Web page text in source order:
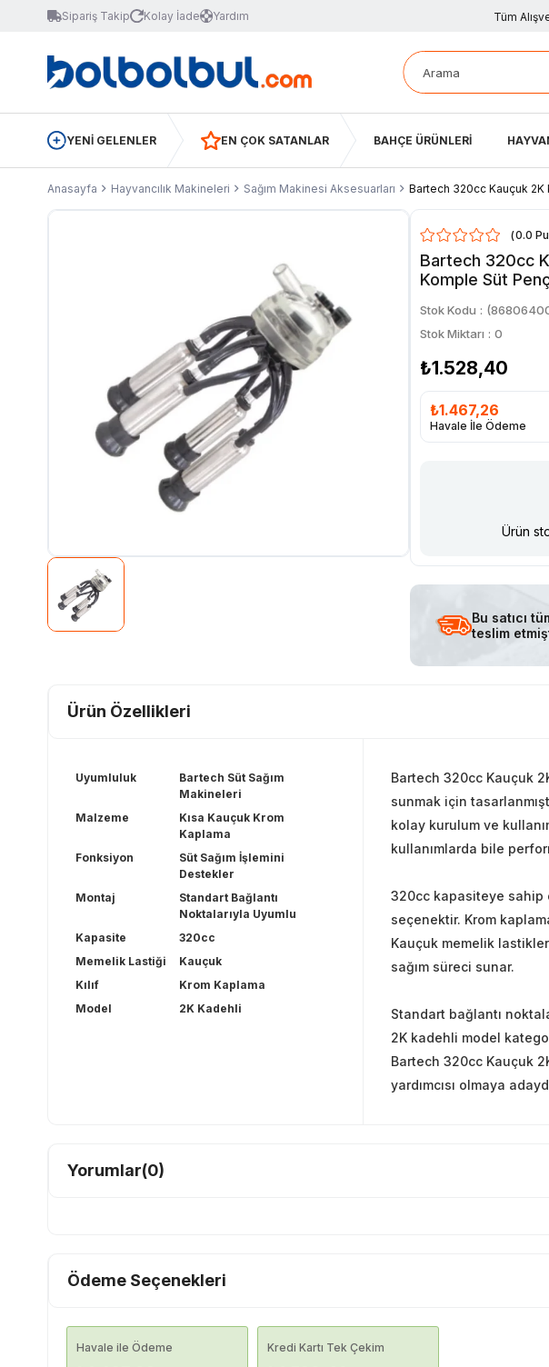
Sipariş Takip Kolay İade Yardım Tüm
YENİ GELENLER EN ÇOK SATANLAR BAHÇE ÜRÜNLERİ
Anasayfa Hayvancılık Makineleri Sağım Makinesi Aksesuarları Bartech 320cc Kauçuk 2K
0.0
Bartech 320cc
Komple Süt
Stok Kodu
Stok Miktarı : 0
₺1.528,40
₺1.467,26
Havale İle Ödeme
Ürün
Bu satıcı
teslim
Ürün Özellikleri
Uyumluluk
Bartech Süt Sağım
Makineleri
Malzeme
Kısa Kauçuk Krom
Kaplama
Fonksiyon
Süt Sağım İşlemini
Destekler
Montaj
Standart Bağlantı
Noktalarıyla Uyumlu
Kapasite
320cc
Memelik Lastiği
Kauçuk
Kılıf
Krom Kaplama
Model
2K Kadehli
Bartech 320cc Kauçuk
sunmak için
kolay kurulum ve
kullanımlarda bile
320cc kapasiteye sahip
seçenektir. Krom
Kauçuk memelik
sağım süreci sunar.
Standart bağlantı
2K kadehli model
Bartech 320cc Kauçuk
yardımcısı olmaya
Yorumlar(0)
Ödeme Seçenekleri
Havale ile Ödeme Kredi Kartı Tek Çekim